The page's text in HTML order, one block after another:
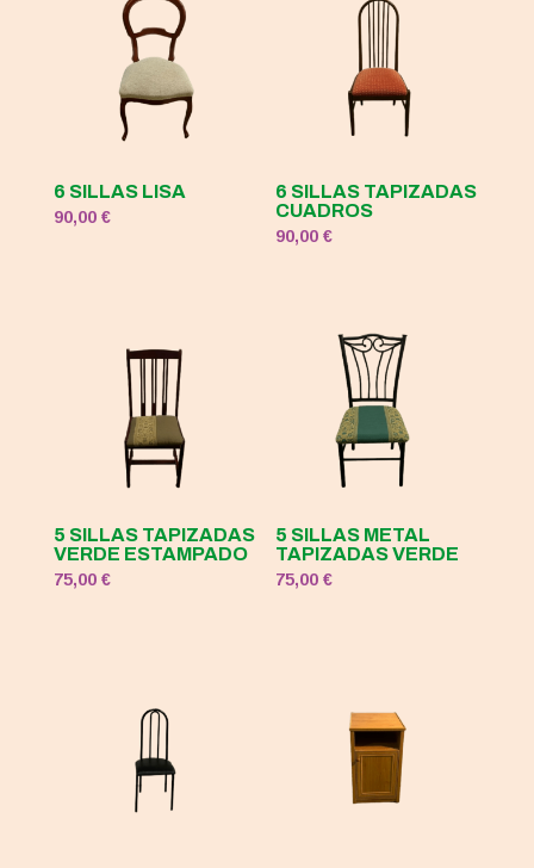
6 SILLAS LISA
90,00 €
6 SILLAS TAPIZADAS
CUADROS
90,00€
5 SILLAS TAPIZADAS
VERDE ESTAMPADO
75,00 €
5 SILLAS METAL
TAPIZADAS VERDE
75,00€